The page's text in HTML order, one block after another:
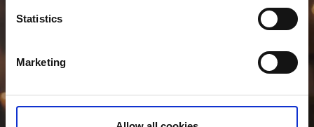
Statistics
Marketing